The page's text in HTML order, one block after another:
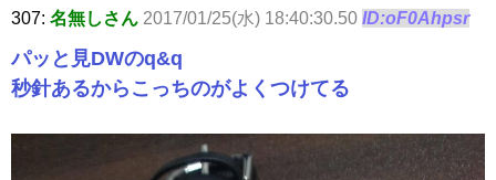
307: 名無しさん 2017/01/25(水) 18:40:30.50 ID:oF0Ahpsr
パッと見DWのq&q
秒針あるからこっちのがよくつけてる